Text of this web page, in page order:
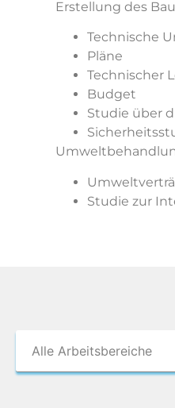
Erstellung des
Technische
Pläne
Technischer
Budget
Studie über
Studie zur